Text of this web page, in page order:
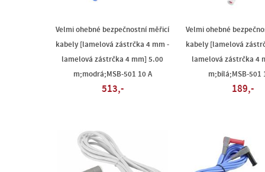
Velmi ohebné bezpečnostní měřicí
kabely [lamelová zástrčka 4 mm -
lamelová zástrčka 4 mm] 5.00
m;modrá;MSB-501 10 A
513,-
Velmi ohebné
kabely [lamelová
lamelová zástrčka 4
m;bílá;MSB-501
189,-